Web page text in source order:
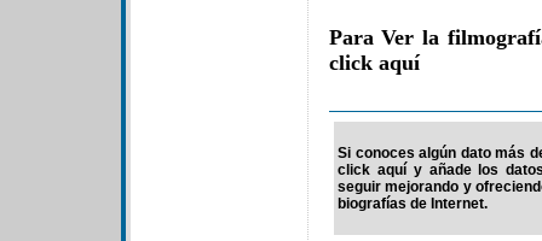
Para Ver la
click aquí
Si conoces algún dato más
click aquí y añade los
seguir mejorando y
biografías de Internet.